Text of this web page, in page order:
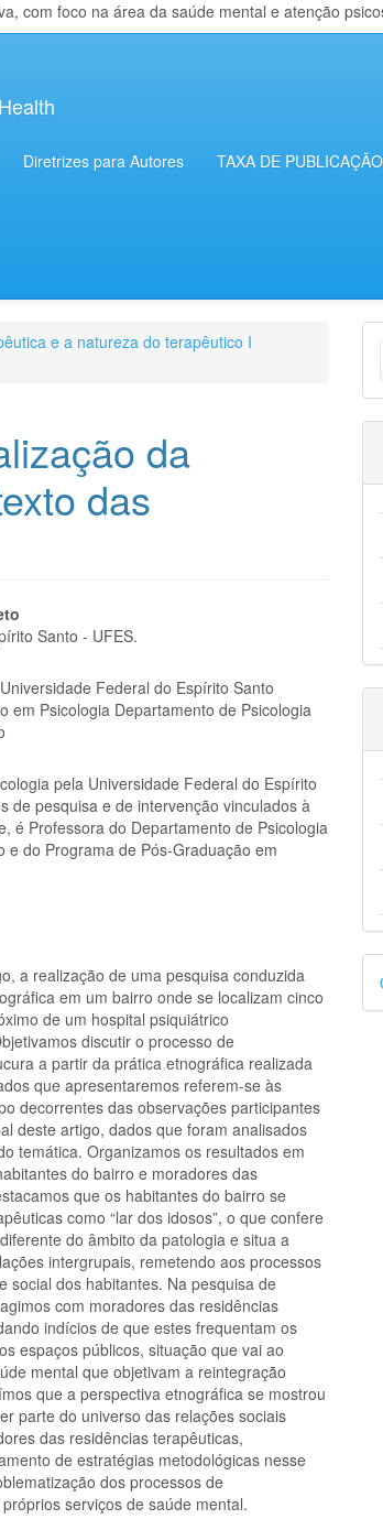
com foco na área da saúde mental e atenção
Diretrizes para Autores TAXA DE PUBLICAÇÃO
e a natureza do terapêutico I
da
das
Santo - UFES.
Federal do Espírito Santo
em Psicologia Departamento de Psicologia
pela Universidade Federal do Espírito
de pesquisa e de intervenção vinculados à
é Professora do Departamento de Psicologia
e do Programa de Pós-Graduação em
a realização de uma pesquisa conduzida
em um bairro onde se localizam cinco
de um hospital psiquiátrico
discutir o processo de
a partir da prática etnográfica realizada
que apresentaremos referem-se às
decorrentes das observações participantes
deste artigo, dados que foram analisados
temática. Organizamos os resultados em
do bairro e moradores das
que os habitantes do bairro se
como “lar dos idosos”, o que confere
do âmbito da patologia e situa a
intergrupais, remetendo aos processos
social dos habitantes. Na pesquisa de
com moradores das residências
indícios de que estes frequentam os
espaços públicos, situação que vai ao
mental que objetivam a reintegração
que a perspectiva etnográfica se mostrou
parte do universo das relações sociais
das residências terapêuticas,
de estratégias metodológicas nesse
dos processos de
serviços de saúde mental.